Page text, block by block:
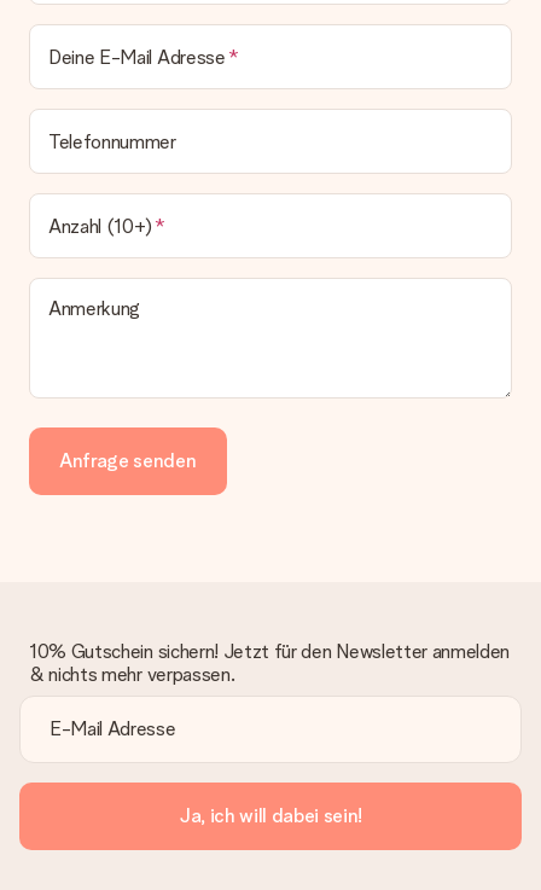
Deine E-Mail Adresse
Telefonnummer
Anzahl (10+)
Anmerkung
Anfrage senden
10% Gutschein sichern! Jetzt für den Newsletter anmelden
& nichts mehr verpassen.
Ja, ich will dabei sein!